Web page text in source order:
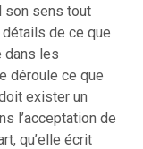
son sens tout
détails de ce que
dans les
déroule ce que
exister un
l’acceptation de
qu’elle écrit